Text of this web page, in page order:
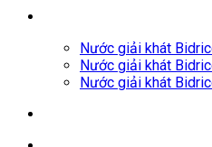
Nước giải khát
Nước giải khát
Nước giải khát